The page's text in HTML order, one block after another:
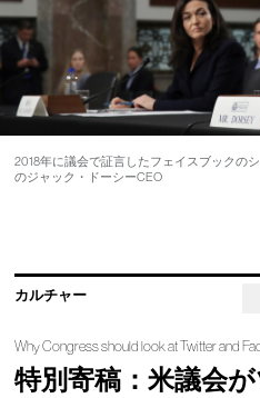
2018年に議会で証言したフェイスブックの
のジャック・ドーシーCEO
カルチャー
Why Congress should look at Twitter and
特別寄稿：米議会